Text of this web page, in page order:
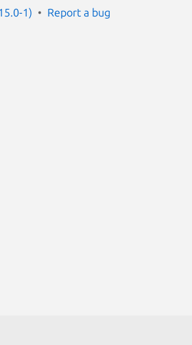
1) Report a bug